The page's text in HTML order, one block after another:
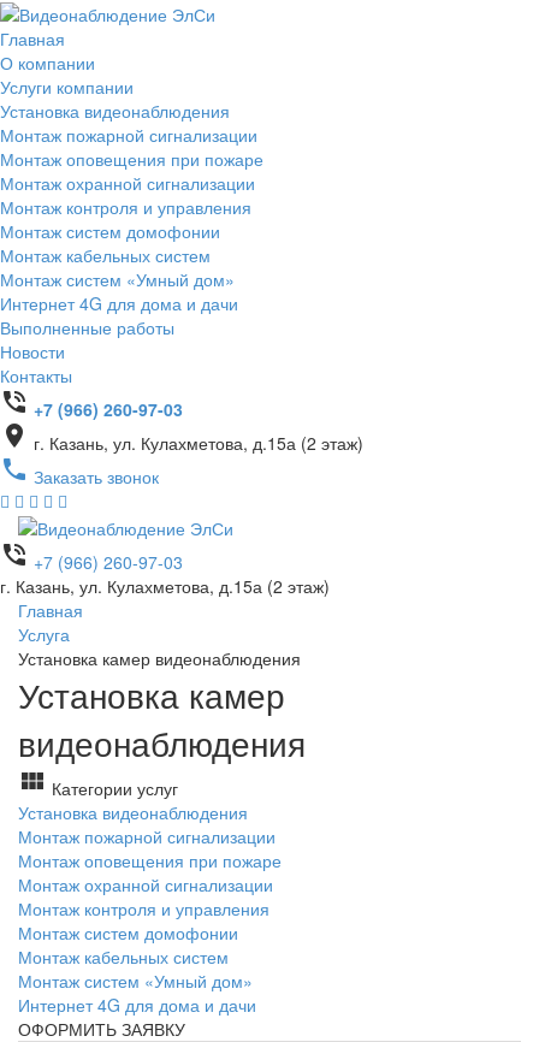
Главная
О компании
Услуги компании
Установка видеонаблюдения
Монтаж пожарной сигнализации
Монтаж оповещения при пожаре
Монтаж охранной сигнализации
Монтаж контроля и управления
Монтаж систем домофонии
Монтаж кабельных систем
Монтаж систем «Умный дом»
Интернет 4G для дома и дачи
Выполненные работы
Новости
Контакты
phone_in_talk +7 (966) 260-97-03
place г. Казань, ул. Кулахметова, д.15а (2 этаж)
phone Заказать звонок
phone_in_talk +7 (966) 260-97-03
г. Казань, ул. Кулахметова, д.15а (2 этаж)
Главная
Услуга
Установка камер видеонаблюдения
Установка камер
видеонаблюдения
view_module Категории услуг
Установка видеонаблюдения
Монтаж пожарной сигнализации
Монтаж оповещения при пожаре
Монтаж охранной сигнализации
Монтаж контроля и управления
Монтаж систем домофонии
Монтаж кабельных систем
Монтаж систем «Умный дом»
Интернет 4G для дома и дачи
ОФОРМИТЬ ЗАЯВКУ